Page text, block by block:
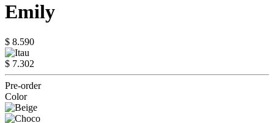
Emily
$ 8.590
$ 7.302
Pre-order
Color